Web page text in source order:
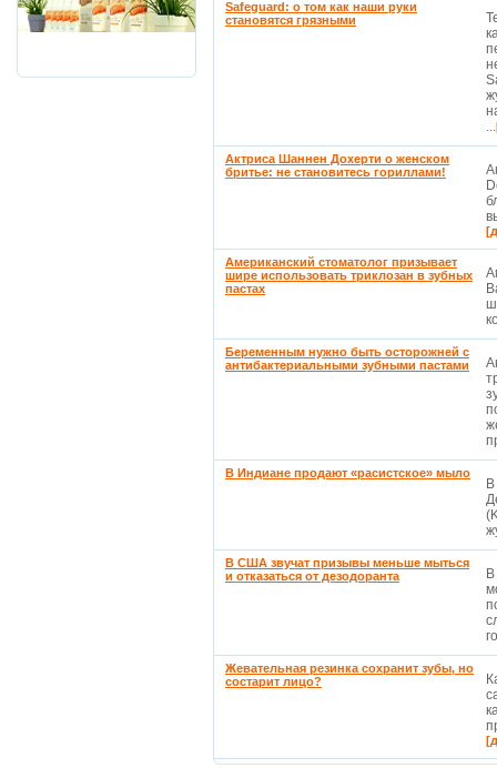
Safeguard: о том как наши руки
становятся грязными
...
Актриса Шаннен Дохерти о женском
бритье: не становитесь гориллами!
Американский стоматолог призывает
шире использовать триклозан в зубных
пастах
Беременным нужно быть осторожней с
антибактериальными зубными пастами
В Индиане продают «расистское» мыло
В США звучат призывы меньше мыться
и отказаться от дезодоранта
Жевательная резинка сохранит зубы, но
состарит лицо?